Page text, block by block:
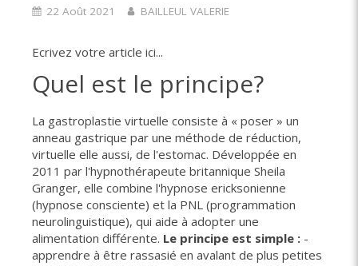
22 Août 2021 BAILLEUL VALERIE
Ecrivez votre article ici...
Quel est le principe?
La gastroplastie virtuelle consiste à « poser » un
anneau gastrique par une méthode de réduction,
virtuelle elle aussi, de l'estomac. Développée en
2011 par l'hypnothérapeute britannique Sheila
Granger, elle combine l'hypnose ericksonienne
(hypnose consciente) et la PNL (programmation
neurolinguistique), qui aide à adopter une
alimentation différente. Le principe est simple : ­
apprendre à être rassasié en avalant de plus petites